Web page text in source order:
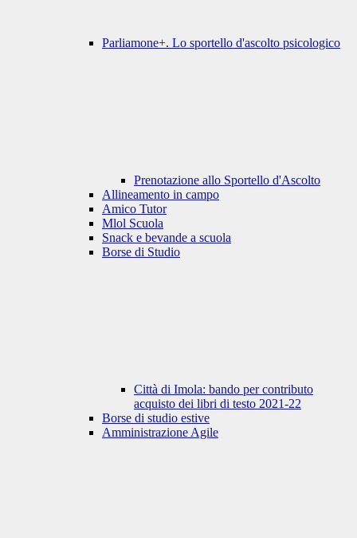
Parliamone+. Lo sportello d'ascolto psicologico
Prenotazione allo Sportello d'Ascolto
Allineamento in campo
Amico Tutor
Mlol Scuola
Snack e bevande a scuola
Borse di Studio
Città di Imola: bando per contributo
acquisto dei libri di testo 2021-22
Borse di studio estive
Amministrazione Agile